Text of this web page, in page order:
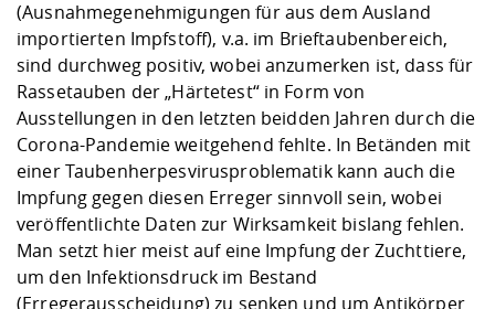
(Ausnahmegenehmigungen für aus dem Ausland
importierten Impfstoff), v.a. im Brieftaubenbereich,
sind durchweg positiv, wobei anzumerken ist, dass für
Rassetauben der „Härtetest“ in Form von
Ausstellungen in den letzten beidden Jahren durch die
Corona-Pandemie weitgehend fehlte. In Betänden mit
einer Taubenherpesvirusproblematik kann auch die
Impfung gegen diesen Erreger sinnvoll sein, wobei
veröffentlichte Daten zur Wirksamkeit bislang fehlen.
Man setzt hier meist auf eine Impfung der Zuchttiere,
um den Infektionsdruck im Bestand
(Erregerausscheidung) zu senken und um Antikörper